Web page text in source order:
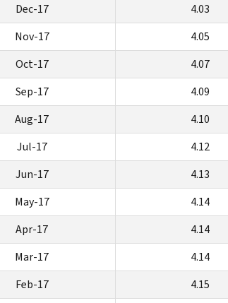
Dec-17 4.03
Nov-17
4.05
Oct-17
4.07
Sep-17
4.09
Aug-17
4.10
Jul-17
4.12
Jun-17
4.13
May-17
4.14
Apr-17
4.14
Mar-17
4.14
Feb-17
4.15